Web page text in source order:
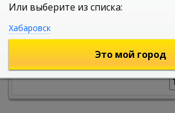
УНИВЕРСАЛЬНЫЙ ИНТЕРНЕТ МАГАЗИН
Или выберите из списка:
Хабаровск
Это мой город